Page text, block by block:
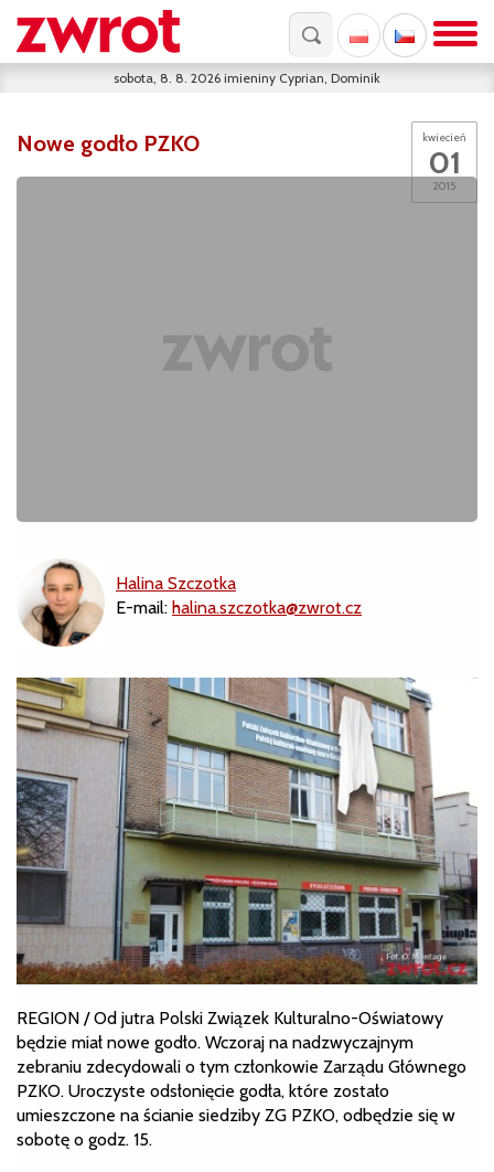
sobota, 8. 8. 2026 imieniny Cyprian, Dominik
kwiecień
01
2015
Nowe godło PZKO
Halina Szczotka
E-mail: halina.szczotka@zwrot.cz
REGION / Od jutra Polski Związek Kulturalno-Oświatowy
będzie miał nowe godło. Wczoraj na nadzwyczajnym
zebraniu zdecydowali o tym członkowie Zarządu Głównego
PZKO. Uroczyste odsłonięcie godła, które zostało
umieszczone na ścianie siedziby ZG PZKO, odbędzie się w
sobotę o godz. 15.